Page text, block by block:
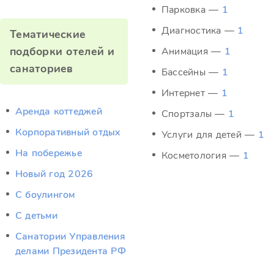
Тематические
подборки отелей и
санаториев
Аренда коттеджей
Корпоративный отдых
На побережье
Новый год 2026
С боулингом
С детьми
Санатории Управления
делами Президента РФ
Парковка — 1
Диагностика — 1
Анимация — 1
Бассейны — 1
Интернет — 1
Спортзалы — 1
Услуги для детей — 1
Косметология — 1